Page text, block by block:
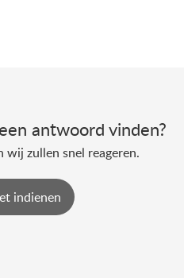
antwoord vinden?
wij zullen snel reageren.
indienen